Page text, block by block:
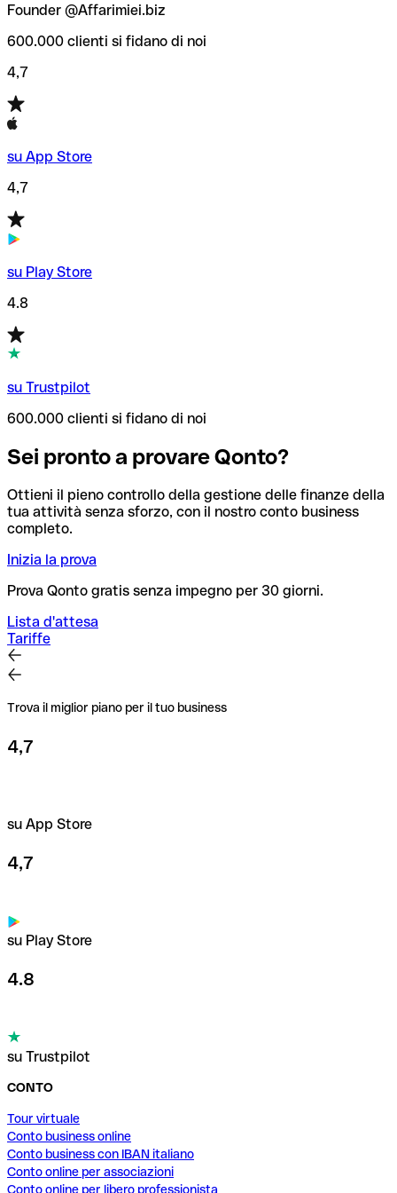
Founder @Affarimiei.biz
600.000 clienti si fidano di noi
4,7
su App Store
4,7
su Play Store
4.8
su Trustpilot
600.000 clienti si fidano di noi
Sei pronto a provare Qonto?
Ottieni il pieno controllo della gestione delle finanze della
tua attività senza sforzo, con il nostro conto business
completo.
Inizia la prova
Prova Qonto gratis senza impegno per 30 giorni.
Lista d'attesa
Tariffe
Trova il miglior piano per il tuo business
4,7
su App Store
4,7
su Play Store
4.8
su Trustpilot
CONTO
Tour virtuale
Conto business online
Conto business con IBAN italiano
Conto online per associazioni
Conto online per libero professionista